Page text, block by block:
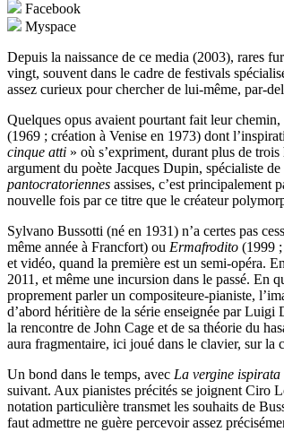
Facebook
Myspace
Depuis la naissance de ce media (2003), rares
vingt, souvent dans le cadre de festivals
assez curieux pour chercher de lui-même, par-
Quelques opus avaient pourtant fait leur
(1969 ; création à Venise en 1973) dont
cinque atti » où s’expriment, durant plus de
argument du poète Jacques Dupin, spécialiste
pantocratoriennes assises, c’est principalement
nouvelle fois par ce titre que le créateur
Sylvano Bussotti (né en 1931) n’a certes pas
même année à Francfort) ou Ermafrodito (1999
et vidéo, quand la première est un semi-opéra.
2011, et même une incursion dans le passé. En
proprement parler un compositeure-pianiste,
d’abord héritière de la série enseignée par
la rencontre de John Cage et de sa théorie du
aura fragmentaire, ici joué dans le clavier, sur
Un bond dans le temps, avec La vergine ispirata
suivant. Aux pianistes précités se joignent Ciro
notation particulière transmet les souhaits de
faut admettre ne guère percevoir assez